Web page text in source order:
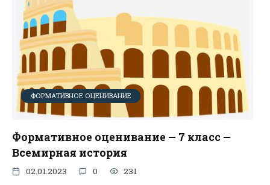
ФОРМАТИВНОЕ ОЦЕНИВАНИЕ
Формативное оценивание — 7 класс —
Всемирная история
02.01.2023 0 231